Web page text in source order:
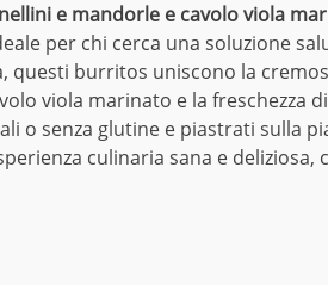
e mandorle e cavolo viola
per chi cerca una soluzione
questi burritos uniscono la
viola marinato e la freschezza
o senza glutine e piastrati sulla
culinaria sana e deliziosa,